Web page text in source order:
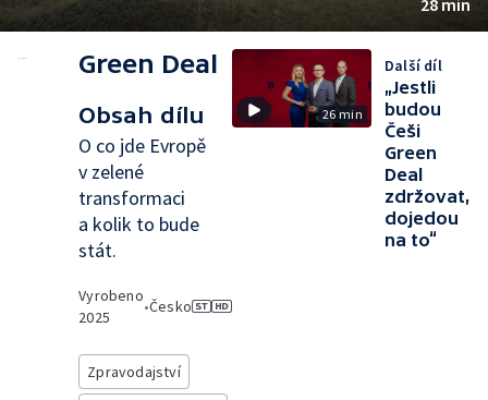
28 min
Green Deal
Obsah dílu
O co jde Evropě
v zelené
transformaci
a kolik to bude
stát.
Vyrobeno
2025
•Česko
Zpravodajství
26 min
Další díl
„Jestli
budou
Češi
Green
Deal
zdržovat,
dojedou
na to“